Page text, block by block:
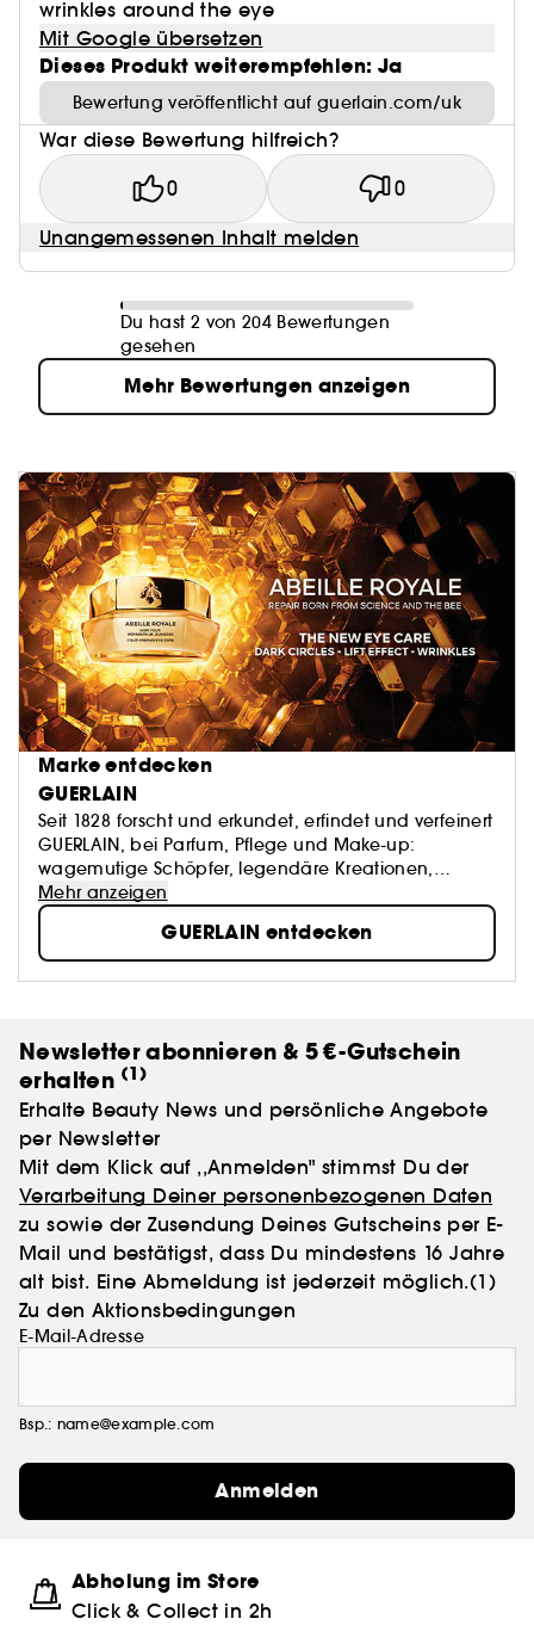
wrinkles around the eye
Mit Google übersetzen
Dieses Produkt weiterempfehlen: Ja
Bewertung veröffentlicht auf guerlain.com/uk
War diese Bewertung hilfreich?
0 0
Unangemessenen Inhalt melden
Du hast 2 von 204 Bewertungen
gesehen
Mehr Bewertungen anzeigen
Marke entdecken
GUERLAIN
Seit 1828 forscht und erkundet, erfindet und verfeinert
GUERLAIN, bei Parfum, Pflege und Make-up:
wagemutige Schöpfer, legendäre Kreationen,
unvergängliches Savoir-faire. Natur und Kunst als
Inspirationsquellen – die Kultur des Schönen als
Mehr anzeigen
GUERLAIN entdecken
Newsletter abonnieren & 5 €-Gutschein
erhalten (1)
Erhalte Beauty News und persönliche Angebote
per Newsletter
Mit dem Klick auf ,,Anmelden" stimmst Du der
Verarbeitung Deiner personenbezogenen Daten
zu sowie der Zusendung Deines Gutscheins per E-
Mail und bestätigst, dass Du mindestens 16 Jahre
alt bist. Eine Abmeldung ist jederzeit möglich.(1)
Zu den Aktionsbedingungen
E-Mail-Adresse
Bsp.: name@example.com
Anmelden
Abholung im Store
Click & Collect in 2h